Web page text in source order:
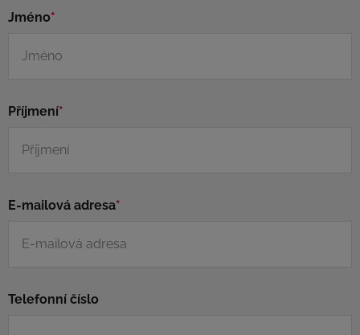
Jméno*
Příjmení*
E-mailová adresa*
Telefonní číslo